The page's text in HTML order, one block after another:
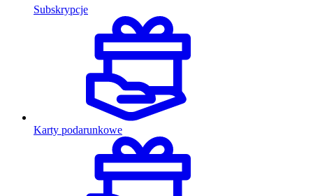
Subskrypcje
Karty podarunkowe